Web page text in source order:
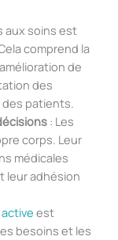
aux soins est
comprend la
de
des
des patients.
: Les
corps. Leur
médicales
leur adhésion
est
besoins et les